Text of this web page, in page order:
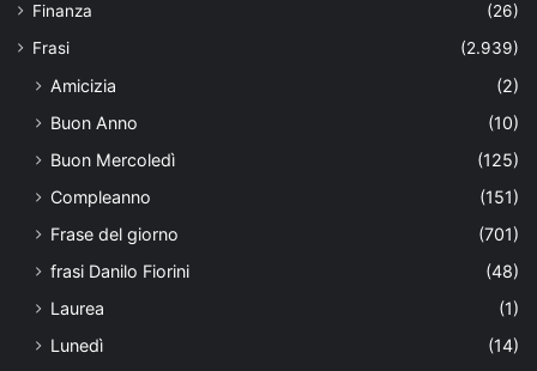
Finanza
(26)
Frasi
(2.939)
Amicizia
(2)
Buon Anno
(10)
Buon Mercoledì
(125)
Compleanno
(151)
Frase del giorno
(701)
frasi Danilo Fiorini
(48)
Laurea
(1)
Lunedì
(14)